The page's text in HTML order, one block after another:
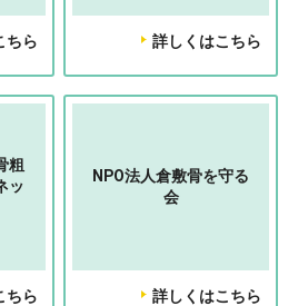
ちら 詳しくはこちら
粗
ッ
ちら
NPO法人倉敷骨を守る
会
詳しくはこちら